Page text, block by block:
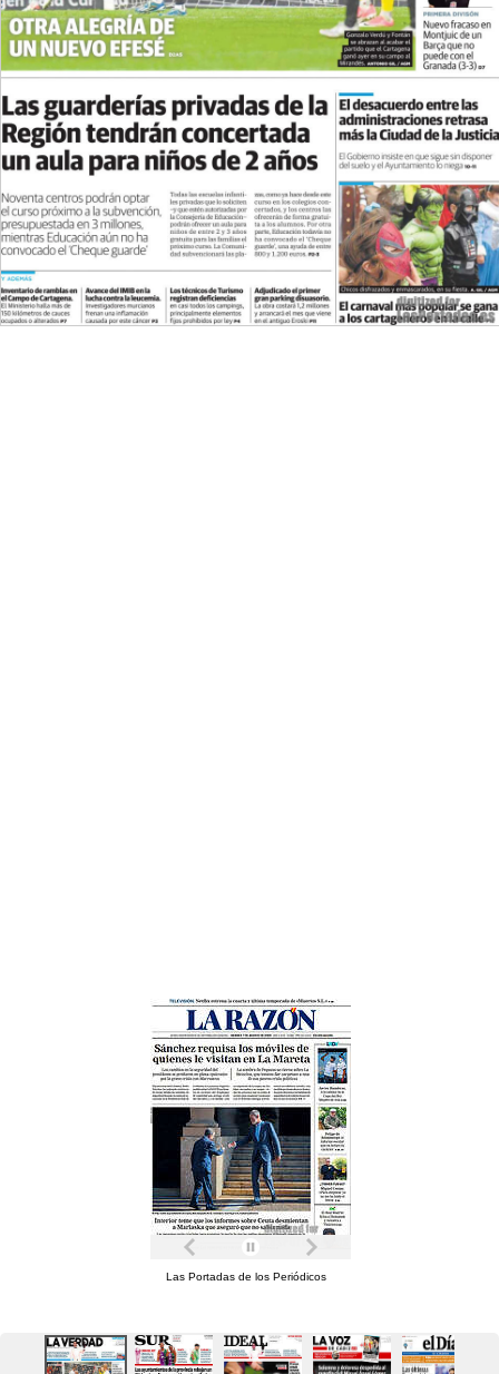
Las Portadas de los Periódicos